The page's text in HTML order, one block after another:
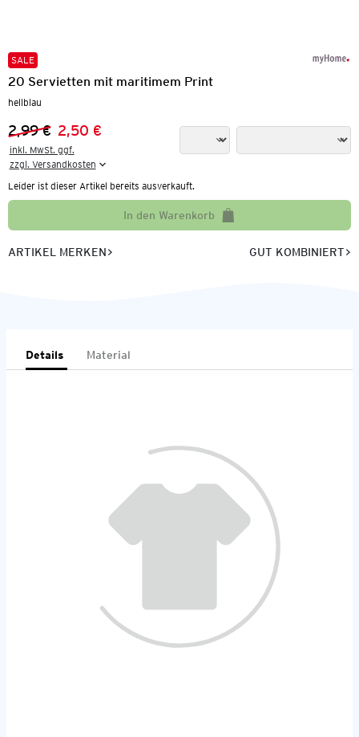
SALE
20 Servietten mit maritimem Print
hellblau
Vorheriger Preis:
2,99 €
Neuer Preis:
2,50 €
inkl. MwSt. ggf.
zzgl. Versandkosten
Leider ist dieser Artikel bereits ausverkauft.
In den Warenkorb
ARTIKEL MERKEN GUT KOMBINIERT
Details Material